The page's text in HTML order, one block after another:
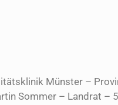
Münster –
Sommer – Landrat –